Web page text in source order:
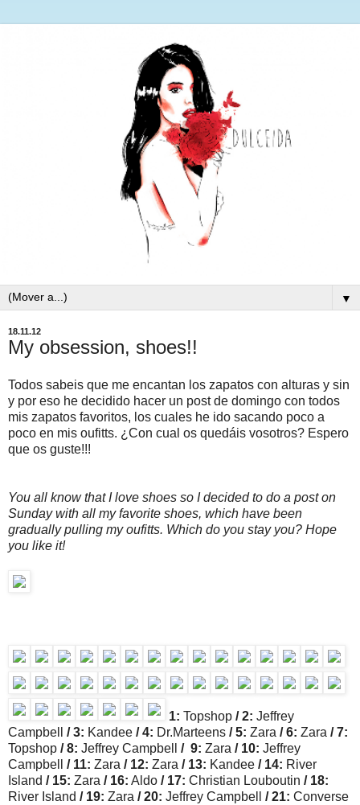
▼
18.11.12
My obsession, shoes!!
Todos sabeis que me encantan los zapatos con alturas y sin
y por eso he decidido hacer un post de domingo con todos
mis zapatos favoritos, los cuales he ido sacando poco a
poco en mis oufitts. ¿Con cual os quedáis vosotros? Espero
que os guste!!!
You all know that I love shoes so I decided to do a post on
Sunday with all my favorite shoes, which have been
gradually pulling my oufitts. Which do you stay you? Hope
you like it!
1: Topshop / 2: Jeffrey
Campbell / 3: Kandee / 4: Dr.Marteens / 5: Zara / 6: Zara / 7:
Topshop / 8: Jeffrey Campbell / 9: Zara / 10: Jeffrey
Campbell
/ 11: Zara / 12: Zara / 13: Kandee / 14: River
Island / 15: Zara / 16: Aldo / 17: Christian Louboutin / 18:
River Island / 19: Zara / 20: Jeffrey Campbell / 21: Converse